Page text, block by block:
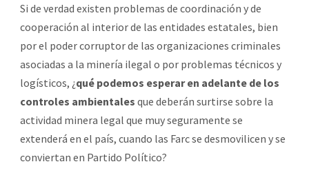
Si de verdad existen problemas de coordinación y de
cooperación al interior de las entidades estatales, bien
por el poder corruptor de las organizaciones criminales
asociadas a la minería ilegal o por problemas técnicos y
logísticos, ¿qué podemos esperar en adelante de los
controles ambientales que deberán surtirse sobre la
actividad minera legal que muy seguramente se
extenderá en el país, cuando las Farc se desmovilicen y se
conviertan en Partido Político?